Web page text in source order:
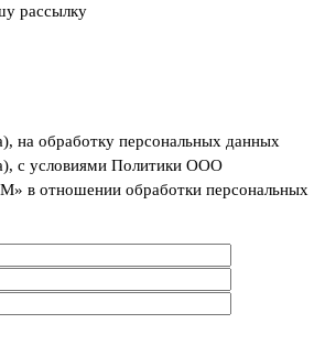
рассылку
на обработку персональных данных
с условиями Политики ООО
в отношении обработки персональных